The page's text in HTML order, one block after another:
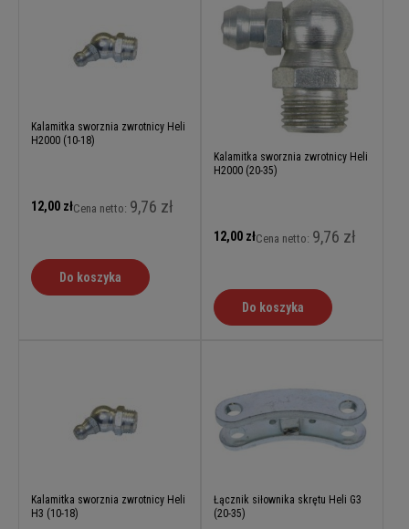
Kalamitka sworznia zwrotnicy Heli
H2000 (10-18)
12,00 złCena netto: 9,76 zł
Do koszyka
Kalamitka sworznia zwrotnicy Heli
H2000 (20-35)
12,00 złCena netto: 9,76 zł
Do koszyka
Kalamitka sworznia zwrotnicy Heli
H3 (10-18)
Łącznik siłownika skrętu Heli G3
(20-35)